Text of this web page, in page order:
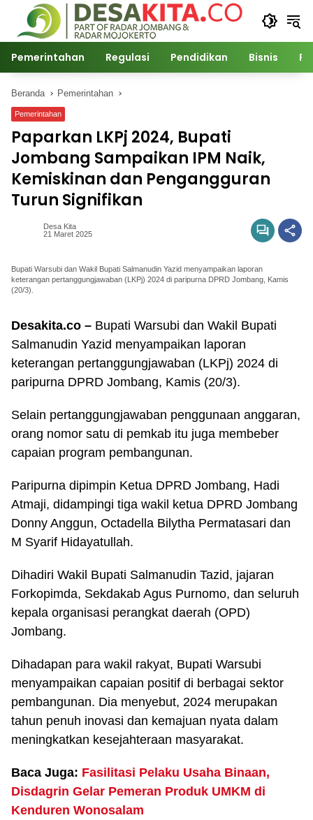
Langsung
konten
Pemerintahan Regulasi Pendidikan Bisnis
Beranda Pemerintahan
Pemerintahan
Paparkan LKPj 2024, Bupati
Jombang Sampaikan IPM Naik,
Kemiskinan dan Pengangguran
Turun Signifikan
Desa Kita
21 Maret 2025
Bupati Warsubi dan Wakil Bupati Salmanudin Yazid menyampaikan laporan
keterangan pertanggungjawaban (LKPj) 2024 di paripurna DPRD Jombang, Kamis
(20/3).
Desakita.co – Bupati Warsubi dan Wakil Bupati
Salmanudin Yazid menyampaikan laporan
keterangan pertanggungjawaban (LKPj) 2024 di
paripurna DPRD Jombang, Kamis (20/3).
Selain pertanggungjawaban penggunaan anggaran,
orang nomor satu di pemkab itu juga membeber
capaian program pembangunan.
Paripurna dipimpin Ketua DPRD Jombang, Hadi
Atmaji, didampingi tiga wakil ketua DPRD Jombang
Donny Anggun, Octadella Bilytha Permatasari dan
M Syarif Hidayatullah.
Dihadiri Wakil Bupati Salmanudin Tazid, jajaran
Forkopimda, Sekdakab Agus Purnomo, dan seluruh
kepala organisasi perangkat daerah (OPD)
Jombang.
Dihadapan para wakil rakyat, Bupati Warsubi
menyampaikan capaian positif di berbagai sektor
pembangunan. Dia menyebut, 2024 merupakan
tahun penuh inovasi dan kemajuan nyata dalam
meningkatkan kesejahteraan masyarakat.
Baca Juga: Fasilitasi Pelaku Usaha Binaan,
Disdagrin Gelar Pemeran Produk UMKM di
Kenduren Wonosalam